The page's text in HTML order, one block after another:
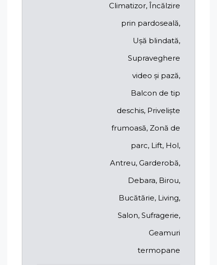
Climatizor, Încălzire
prin pardoseală,
Ușă blindată,
Supraveghere
video și pază,
Balcon de tip
deschis, Priveliște
frumoasă, Zonă de
parc, Lift, Hol,
Antreu, Garderobă,
Debara, Birou,
Bucătărie, Living,
Salon, Sufragerie,
Geamuri
termopane